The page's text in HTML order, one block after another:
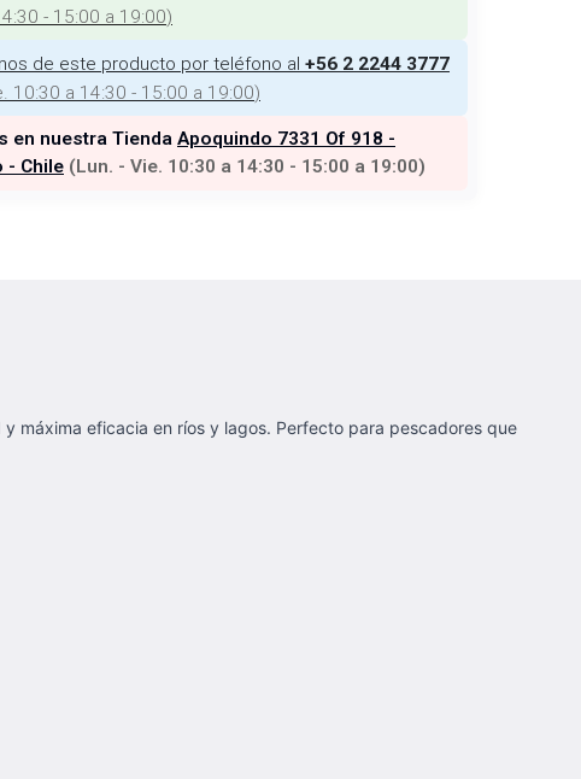
- 15:00 a 19:00)
de este producto por teléfono al +56 2 2244 3777
10:30 a 14:30 - 15:00 a 19:00)
en nuestra Tienda Apoquindo 7331 Of 918 -
- Chile (Lun. - Vie. 10:30 a 14:30 - 15:00 a 19:00)
máxima eficacia en ríos y lagos. Perfecto para pescadores que